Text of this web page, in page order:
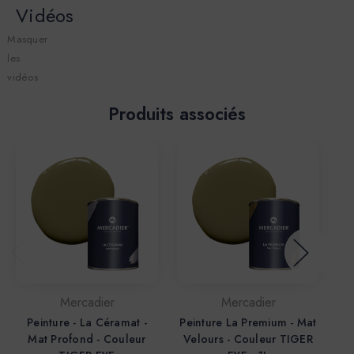
Vidéos
Masquer
les
vidéos
Produits associés
Mercadier
Peinture - La Céramat -
Mat Profond - Couleur
Mercadier
Peinture La Premium - Mat
Velours - Couleur TIGER